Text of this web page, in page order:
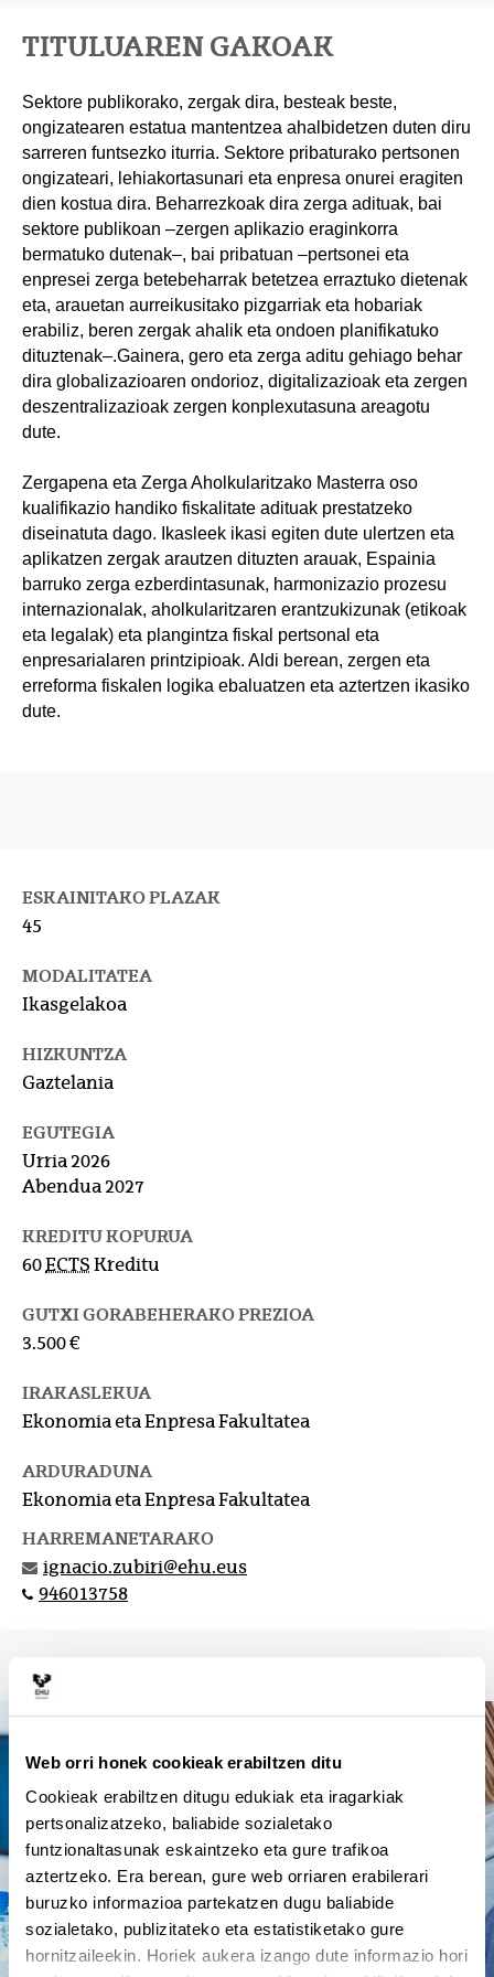
Web orri honek cookieak erabiltzen ditu
Cookieak erabiltzen ditugu edukiak eta iragarkiak
pertsonalizatzeko, baliabide sozialetako
funtzionaltasunak eskaintzeko eta gure trafikoa
aztertzeko. Era berean, gure web orriaren erabilerari
buruzko informazioa partekatzen dugu baliabide
sozialetako, publizitateko eta estatistiketako gure
hornitzaileekin. Horiek aukera izango dute informazio hori
TITULUAREN GAKOAK
Sektore publikorako, zergak dira, besteak beste,
ongizatearen estatua mantentzea ahalbidetzen duten diru
sarreren funtsezko iturria. Sektore pribaturako pertsonen
ongizateari, lehiakortasunari eta enpresa onurei eragiten
dien kostua dira. Beharrezkoak dira zerga adituak, bai
sektore publikoan –zergen aplikazio eraginkorra
bermatuko dutenak–, bai pribatuan –pertsonei eta
enpresei zerga betebeharrak betetzea erraztuko dietenak
eta, arauetan aurreikusitako pizgarriak eta hobariak
erabiliz, beren zergak ahalik eta ondoen planifikatuko
dituztenak–.Gainera, gero eta zerga aditu gehiago behar
dira globalizazioaren ondorioz, digitalizazioak eta zergen
deszentralizazioak zergen konplexutasuna areagotu
dute.
Zergapena eta Zerga Aholkularitzako Masterra oso
kualifikazio handiko fiskalitate adituak prestatzeko
diseinatuta dago. Ikasleek ikasi egiten dute ulertzen eta
aplikatzen zergak arautzen dituzten arauak, Espainia
barruko zerga ezberdintasunak, harmonizazio prozesu
internazionalak, aholkularitzaren erantzukizunak (etikoak
eta legalak) eta plangintza fiskal pertsonal eta
enpresarialaren printzipioak. Aldi berean, zergen eta
erreforma fiskalen logika ebaluatzen eta aztertzen ikasiko
dute.
ESKAINITAKO PLAZAK
45
MODALITATEA
Ikasgelakoa
HIZKUNTZA
Gaztelania
EGUTEGIA
Urria 2026
Abendua 2027
KREDITU KOPURUA
60ECTS Kreditu
GUTXI GORABEHERAKO PREZIOA
3.500 €
IRAKASLEKUA
Ekonomia eta Enpresa Fakultatea
ARDURADUNA
Ekonomia eta Enpresa Fakultatea
HARREMANETARAKO
ignacio.zubiri@ehu.eus
946013758